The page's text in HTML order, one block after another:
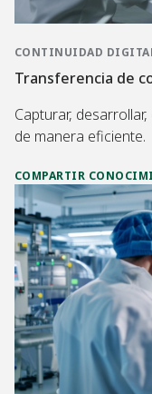
CONTINUIDAD
Transferencia de
Capturar,
de manera eficiente.
COMPARTIR